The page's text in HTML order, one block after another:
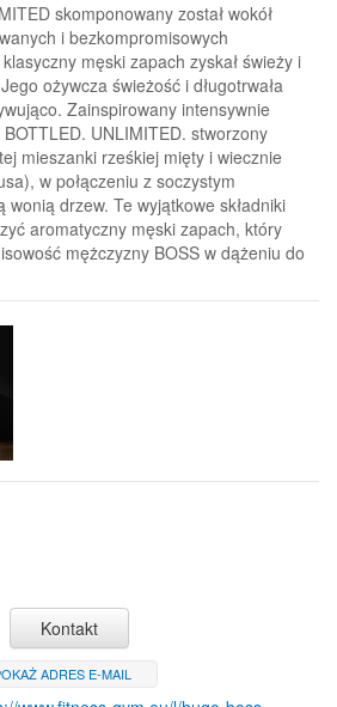
skomponowany został wokół
i bezkompromisowych
męski zapach zyskał świeży i
ożywcza świeżość i długotrwała
Zainspirowany intensywnie
UNLIMITED. stworzony
mieszanki rześkiej mięty i wiecznie
w połączeniu z soczystym
wonią drzew. Te wyjątkowe składniki
aromatyczny męski zapach, który
mężczyzny BOSS w dążeniu do
Kontakt
ADRES E-MAIL